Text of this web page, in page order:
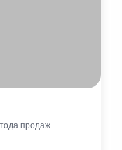
продаж